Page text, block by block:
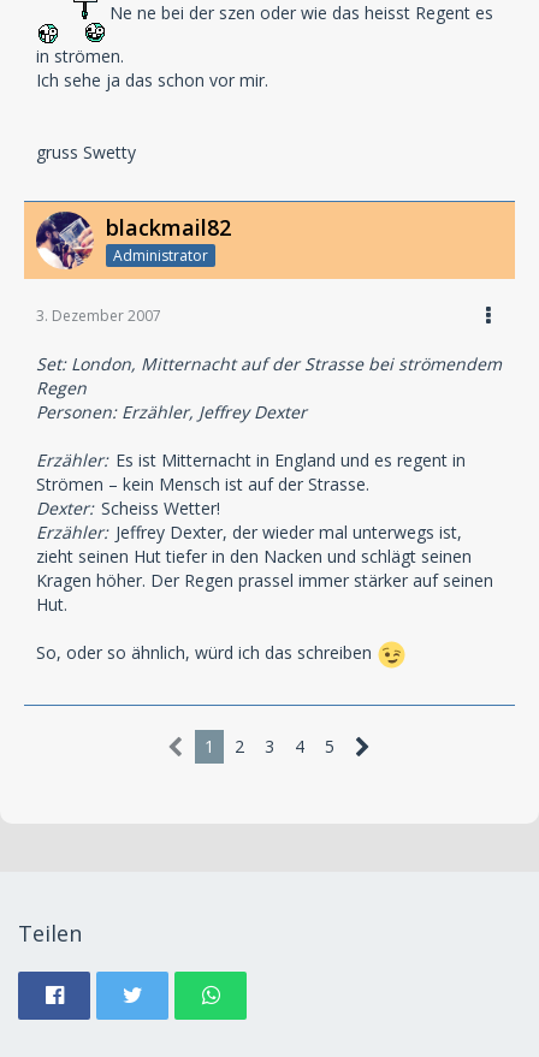
Ne ne bei der szen oder wie das heisst Regent es
in strömen.
Ich sehe ja das schon vor mir.
gruss Swetty
blackmail82
Administrator
3. Dezember 2007
Set: London, Mitternacht auf der Strasse bei strömendem
Regen
Personen: Erzähler, Jeffrey Dexter
Erzähler: Es ist Mitternacht in England und es regent in
Strömen – kein Mensch ist auf der Strasse.
Dexter: Scheiss Wetter!
Erzähler: Jeffrey Dexter, der wieder mal unterwegs ist,
zieht seinen Hut tiefer in den Nacken und schlägt seinen
Kragen höher. Der Regen prassel immer stärker auf seinen
Hut.
So, oder so ähnlich, würd ich das schreiben
1 2 3 4 5
Teilen